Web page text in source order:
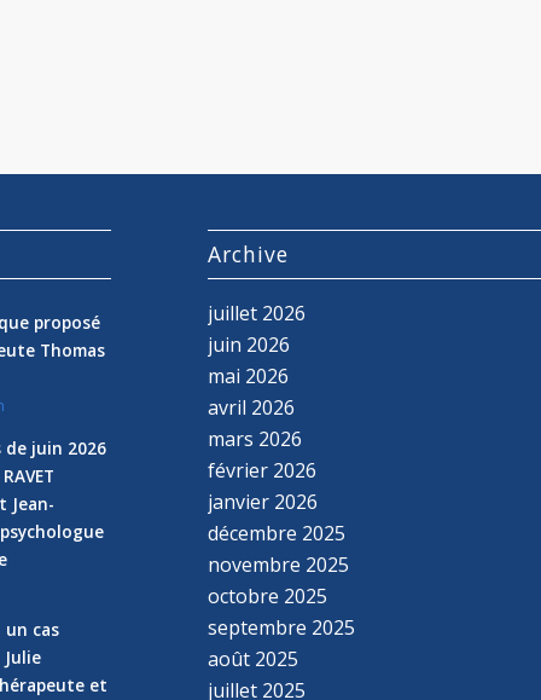
proposé
Thomas
de juin 2026
Jean-
un cas
et
Archive
juillet 2026
juin 2026
mai 2026
avril 2026
mars 2026
février 2026
janvier 2026
décembre 2025
novembre 2025
octobre 2025
septembre 2025
août 2025
juillet 2025